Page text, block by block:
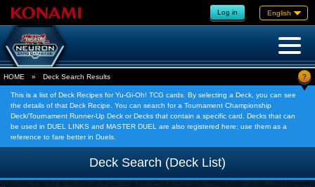
Log in English
HOME » Deck Search Results ?
This is a list of Deck Recipes for Yu-Gi-Oh! TCG cards. By selecting a Deck, you can see
the details of that Deck Recipe. You can search for a Tournament Championship
Deck/Tournament Runner-Up Deck or Decks that contain a specific card. Decks that can
be used in DUEL LINKS and MASTER DUEL are also registered here; use them as a
reference to fare better in Duels.
Deck Search (Deck List)